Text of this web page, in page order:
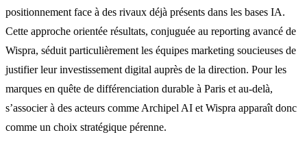
positionnement face à des rivaux déjà présents dans les bases IA.
Cette approche orientée résultats, conjuguée au reporting avancé de
Wispra, séduit particulièrement les équipes marketing soucieuses de
justifier leur investissement digital auprès de la direction. Pour les
marques en quête de différenciation durable à Paris et au-delà,
s’associer à des acteurs comme Archipel AI et Wispra apparaît donc
comme un choix stratégique pérenne.